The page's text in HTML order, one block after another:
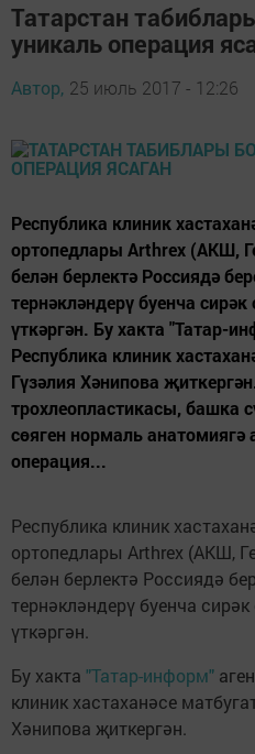
Татарстан
уникаль операция
Автор, 25 июль 2017 - 12:26
Республика клиник
ортопедлары Arthrex (АКШ,
белән берлектә Россиядә
тернәкләндерү буенча
үткәргән. Бу хакта "Татар-
Республика клиник
Гүзәлия Хәнипова
трохлеопластикасы, башка
сөяген нормаль
операция...
Республика клиник
ортопедлары Arthrex (АКШ,
белән берлектә Россиядә
тернәкләндерү буенча
үткәргән.
Бу хакта "Татар-информ"
клиник хастаханәсе
Хәнипова җиткергән.